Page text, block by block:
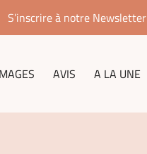
S’inscrire à notre Newsletter
AVIS A LA UNE